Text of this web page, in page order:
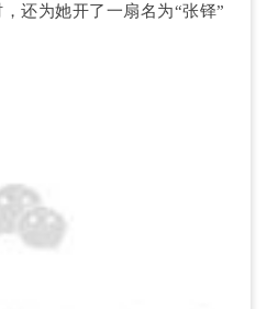
还为她开了一扇名为“张铎”